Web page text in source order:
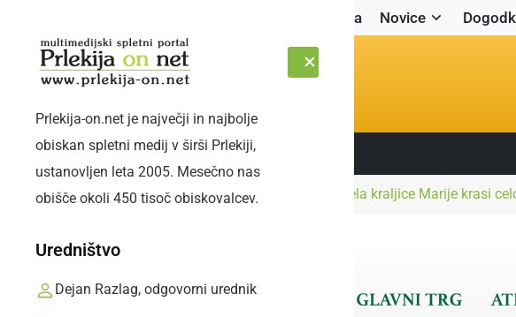
Naslovnica Novice
PETEK, 7. AVGUST 2026 Sledite nam:
Prlekija-on.net je največji in najbolje
obiskan spletni medij v širši Prlekiji,
ustanovljen leta 2005. Mesečno nas
obišče okoli 450 tisoč obiskovalcev.
Uredništvo
Dejan Razlag, odgovorni urednik
Naslovnica Kultura in izobraževanje Kapela kraljice Marije krasi